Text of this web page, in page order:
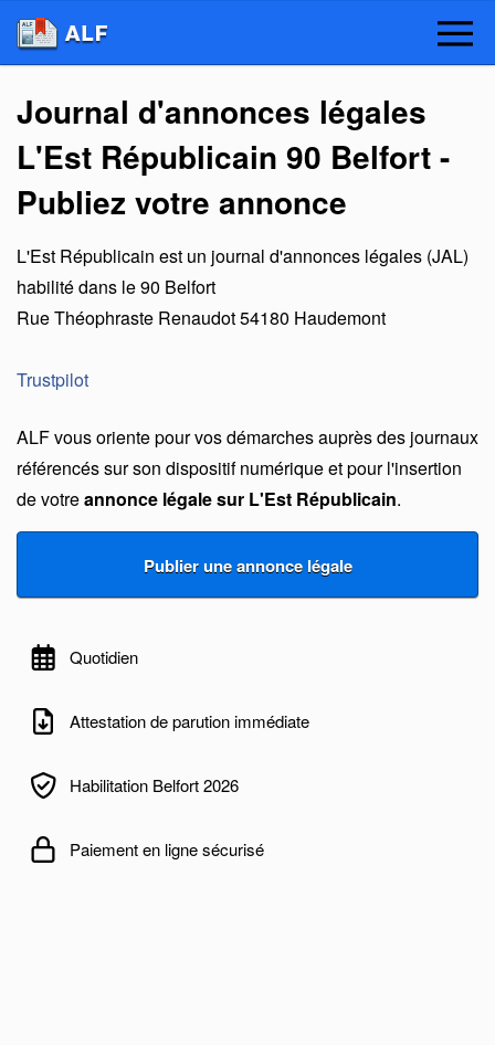
Journal d'annonces légales
L'Est Républicain 90 Belfort -
Publiez votre annonce
L'Est Républicain est un journal d'annonces légales (JAL)
habilité dans le 90 Belfort
Rue Théophraste Renaudot54180 Haudemont
Trustpilot
ALF vous oriente pour vos démarches auprès des journaux
référencés sur son dispositif numérique et pour l'insertion
de votreannonce légale sur L'Est Républicain.
Quotidien
Attestation de parution immédiate
Habilitation Belfort 2026
Paiement en ligne sécurisé